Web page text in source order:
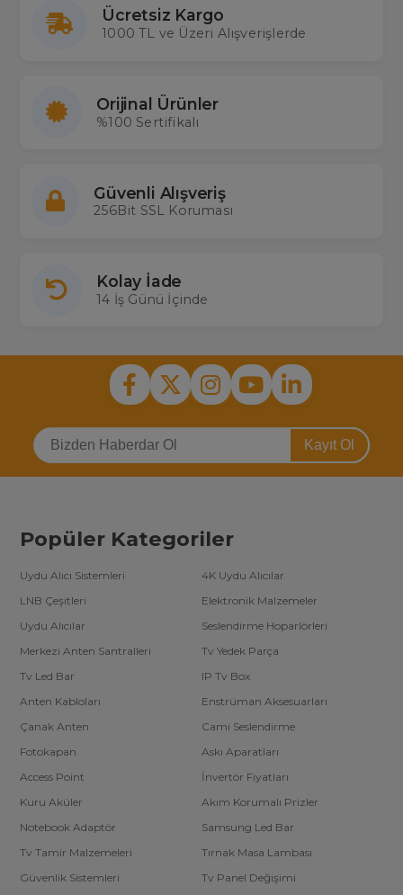
Ücretsiz Kargo
1000 TL ve Üzeri Alışverişlerde
Orijinal Ürünler
%100 Sertifikalı
Güvenli Alışveriş
256Bit SSL Koruması
Kolay İade
14 İş Günü İçinde
Kayıt Ol
Popüler Kategoriler
Uydu Alıcı Sistemleri
4K Uydu Alıcılar
LNB Çeşitleri
Elektronik Malzemeler
Uydu Alıcılar
Seslendirme Hoparlörleri
Merkezi Anten Santralleri
Tv Yedek Parça
Tv Led Bar
IP Tv Box
Anten Kabloları
Enstrüman Aksesuarları
Çanak Anten
Cami Seslendirme
Fotokapan
Askı Aparatları
Access Point
İnvertör Fiyatları
Kuru Aküler
Akım Korumalı Prizler
Notebook Adaptör
Samsung Led Bar
Tv Tamir Malzemeleri
Tırnak Masa Lambası
Güvenlik Sistemleri
Tv Panel Değişimi